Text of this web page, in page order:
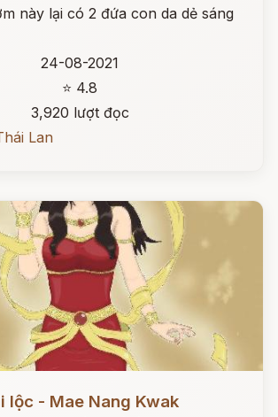
này lại có 2 đứa con da dẻ sáng
24-08-2021
⭐ 4.8
3,920 lượt đọc
Lan
lộc - Mae Nang Kwak